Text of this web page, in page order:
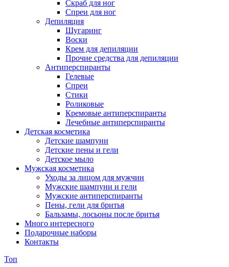
Скраб для ног
Спреи для ног
Депиляция
Шугаринг
Воски
Крем для депиляции
Прочие средства для депиляции
Антиперспиранты
Гелевые
Спреи
Стики
Роликовые
Кремовые антиперспиранты
Лечебные антиперспиранты
Детская косметика
Детские шампуни
Детские пены и гели
Детское мыло
Мужская косметика
Уходы за лицом для мужчин
Мужские шампуни и гели
Мужские антиперспиранты
Пены, гели для бритья
Бальзамы, лосьоны после бритья
Много интересного
Подарочные наборы
Контакты
Топ